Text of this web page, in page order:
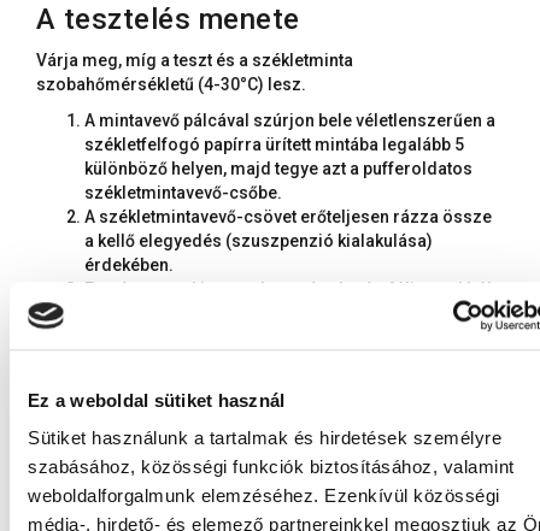
Ez a weboldal sütiket használ
Sütiket használunk a tartalmak és hirdetések személyre
szabásához, közösségi funkciók biztosításához, valamint
weboldalforgalmunk elemzéséhez. Ezenkívül közösségi
média-, hirdető- és elemező partnereinkkel megosztjuk az
A tesztelés menete
Várja meg, míg a teszt és a székletminta
szobahőmérsékletű (4-30°C) lesz.
A mintavevő pálcával szúrjon bele véletlenszerűen a
székletfelfogó papírra ürített mintába legalább 5
különböző helyen, majd tegye azt a pufferoldatos
székletmintavevő-csőbe.
A székletmintavevő-csövet erőteljesen rázza össze
a kellő elegyedés (szuszpenzió kialakulása)
érdekében.
Ezután vegye ki a tesztkazettát a lezárt fóliatasakból,
után az eredmény már nem értelmezhető.
Az eredmények értelmezése